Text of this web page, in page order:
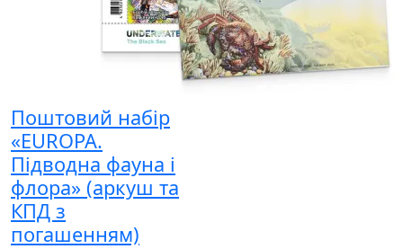
Поштовий набір
«EUROPA.
Підводна фауна і
флора» (аркуш та
КПД з
погашенням)